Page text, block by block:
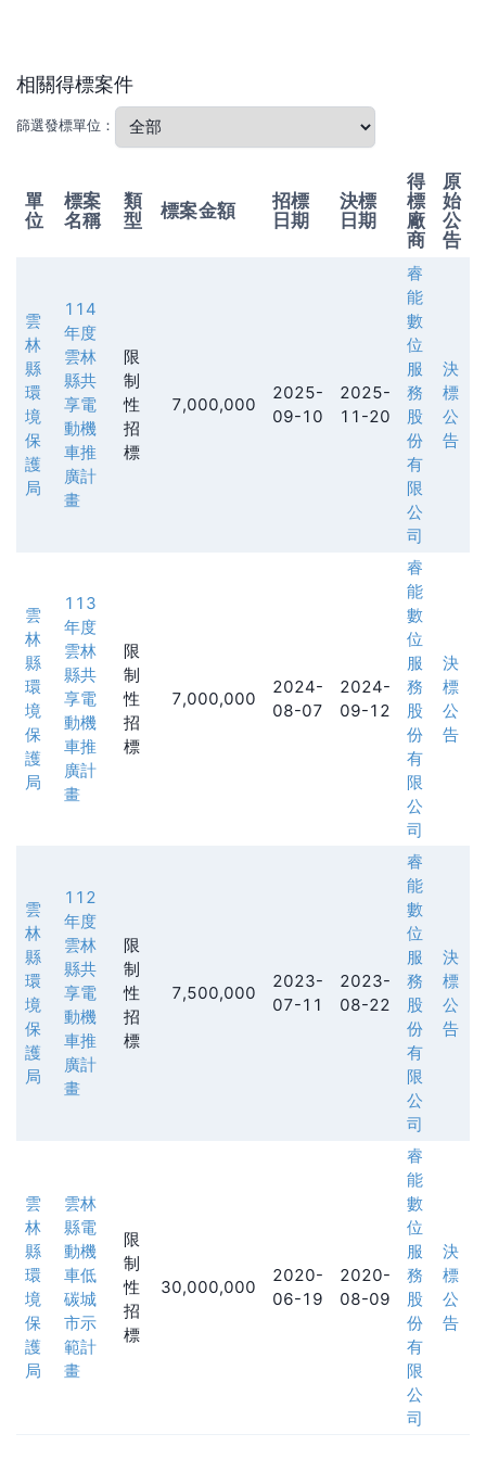
相關得標案件
篩選發標單位：
單
位
標案
名稱
類
型
標案金額
招標
日期
決標
日期
得
標
廠
商
原
始
公
告
雲
林
縣
環
境
保
護
局
114
年度
雲林
縣共
享電
動機
車推
廣計
畫
限
制
性
招
標
7,000,000
2025-
09-10
2025-
11-20
睿
能
數
位
服
務
股
份
有
限
公
司
決
標
公
告
雲
林
縣
環
境
保
護
局
113
年度
雲林
縣共
享電
動機
車推
廣計
畫
限
制
性
招
標
7,000,000
2024-
08-07
2024-
09-12
睿
能
數
位
服
務
股
份
有
限
公
司
決
標
公
告
雲
林
縣
環
境
保
護
局
112
年度
雲林
縣共
享電
動機
車推
廣計
畫
限
制
性
招
標
7,500,000
2023-
07-11
2023-
08-22
睿
能
數
位
服
務
股
份
有
限
公
司
決
標
公
告
雲
林
縣
環
境
保
護
局
雲林
縣電
動機
車低
碳城
市示
範計
畫
限
制
性
招
標
30,000,000
2020-
06-19
2020-
08-09
睿
能
數
位
服
務
股
份
有
限
公
司
決
標
公
告